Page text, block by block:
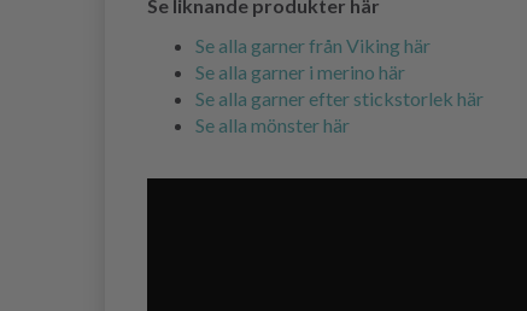
Se liknande produkter här
Se alla garner från Viking här
Se alla garner i merino här
Se alla garner efter stickstorlek här
Se alla mönster här